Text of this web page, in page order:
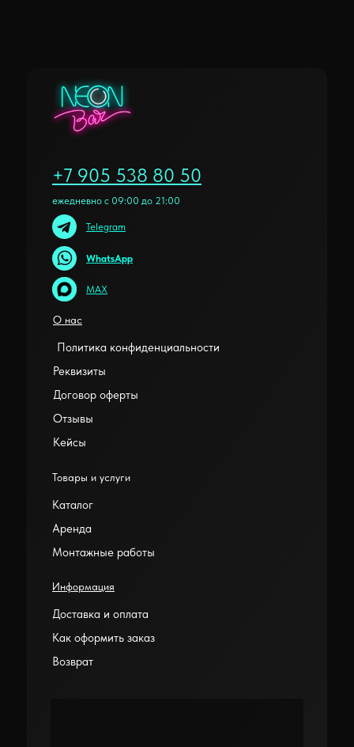
+7 905 538 80 50
ежедневно с 09:00 до 21:00
Товары и услуги
Каталог
Аренда
Монтажные работы
Информация
Доставка и оплата
Как оформить заказ
Возврат
О нас
Договор оферты
Реквизиты
Кейсы
Отзывы
Политика конфиденциальности
Telegram
WhatsApp
MAX